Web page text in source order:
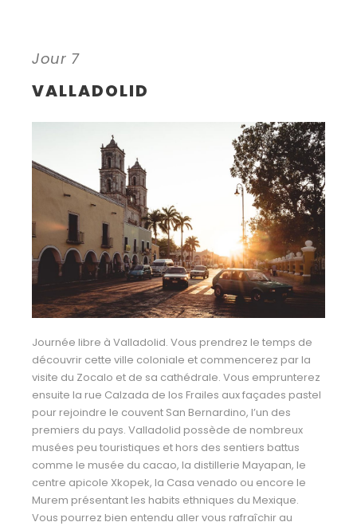
Jour 7
VALLADOLID
Journée libre à Valladolid. Vous prendrez le temps de
découvrir cette ville coloniale et commencerez par la
visite du Zocalo et de sa cathédrale. Vous emprunterez
ensuite la rue Calzada de los Frailes aux façades pastel
pour rejoindre le couvent San Bernardino, l’un des
premiers du pays. Valladolid possède de nombreux
musées peu touristiques et hors des sentiers battus
comme le musée du cacao, la distillerie Mayapan, le
centre apicole Xkopek, la Casa venado ou encore le
Murem présentant les habits ethniques du Mexique.
Vous pourrez bien entendu aller vous rafraîchir au